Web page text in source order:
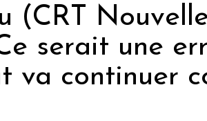
(CRT
serait une
va continuer